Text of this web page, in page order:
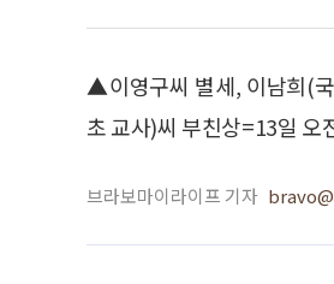
▲이영구씨 별세, 이남희(
초 교사)씨 부친상=13일
브라보마이라이프 기자